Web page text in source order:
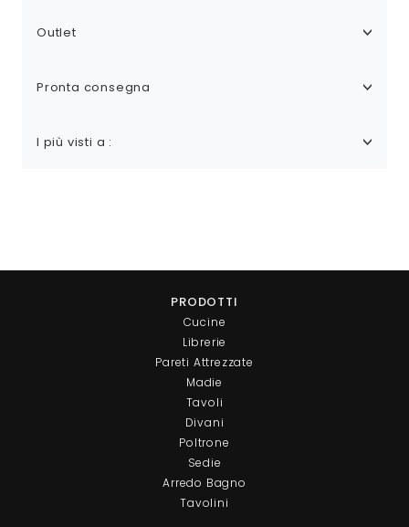
Outlet
Pronta consegna
I più visti a :
PRODOTTI
Cucine
Librerie
Pareti Attrezzate
Madie
Tavoli
Divani
Poltrone
Sedie
Arredo Bagno
Tavolini